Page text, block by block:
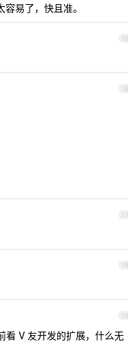
易了，快且准。
15
16
17
18
19
看 V 友开发的扩展，什么无